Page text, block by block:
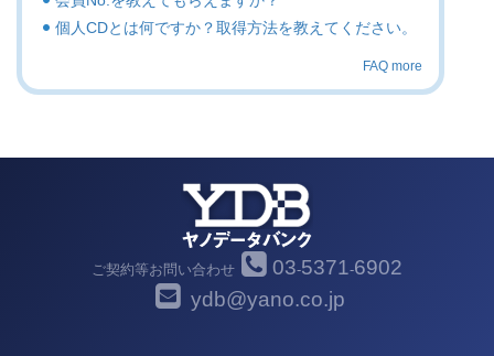
個人CDとは何ですか？取得方法を教えてください。
FAQ more
ご契約等お問い合わせ 03-5371-6902
ydb@yano.co.jp